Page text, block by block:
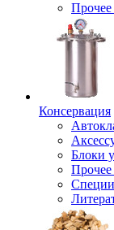
Прочее
Консервация
Блоки
Прочее
Специи